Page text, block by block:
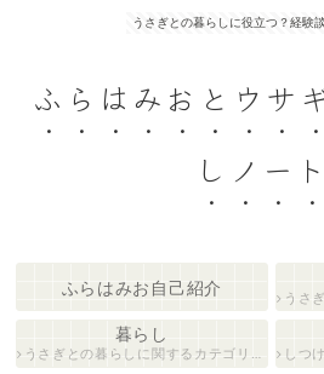
うさぎとの暮らしに役立つ？経験
ふらはみおとウサ
しノート
ふらはみお自己紹介 うさぎ
暮らし
うさぎとの暮らしに関するカテゴリーです。 しつ